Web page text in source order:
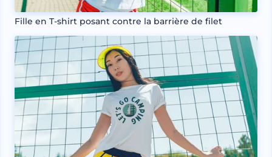
Fille en T-shirt posant contre la barrière de filet